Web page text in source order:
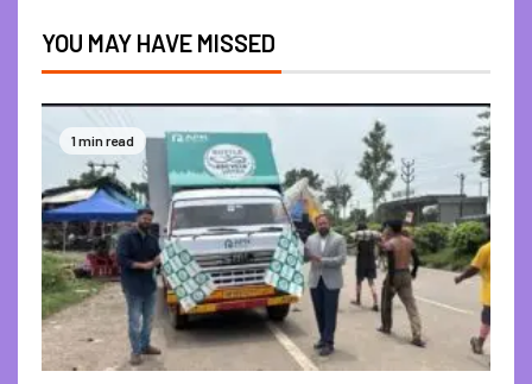
YOU MAY HAVE MISSED
1 min read